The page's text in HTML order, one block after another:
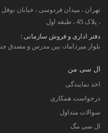
تهران ، میدان فردوسی ، خبابان
، پلاک 45 ، طبقه اول
دفتر اداری و فروش سازمانی :
بلوار میرداماد، بین مدرس و مصدق جنوبی پلاک
ال سی من
اخذ نمایندگی
درخواست همکاری
سوالات متداول
ال سی مگ